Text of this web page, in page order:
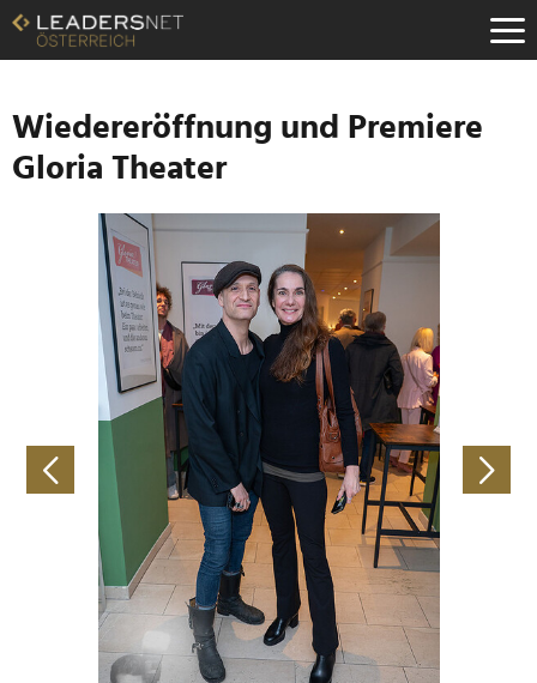
Zum
Inhalt
Zur
Navigation
Zur
Hauptnavigation
Wiedereröffnung und Premiere
Gloria Theater